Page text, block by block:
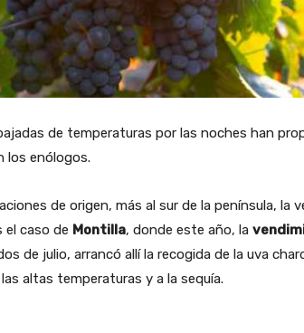
de temperaturas por las noches han
los enólogos.
de origen, más al sur de la península, la
el caso de Montilla, donde este año, la
de julio, arrancó allí la recogida de la uva
altas temperaturas y a la sequía.